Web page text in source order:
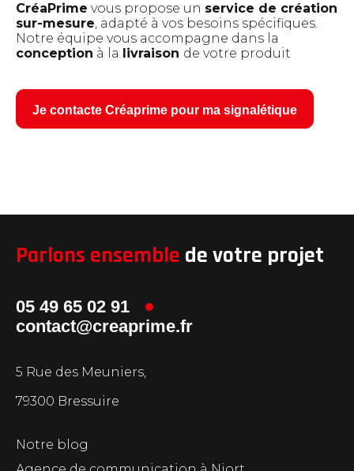
CréaPrime vous propose un service de création
sur-mesure, adapté à vos besoins spécifiques.
Notre équipe vous accompagne dans la
conception à la livraison de votre produit
Je contacte Créaprime pour ma signalétique
Parlons ensemble de votre projet
05 49 65 02 91
contact@creaprime.fr
5 Rue des Meuniers,
79300 Bressuire
Notre blog